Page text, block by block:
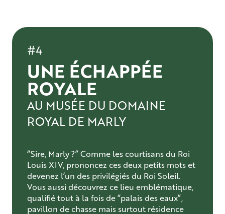
#4
UNE ÉCHAPPÉE
ROYALE
AU MUSÉE DU DOMAINE
ROYAL DE MARLY
“Sire, Marly ?” Comme les courtisans du Roi
Louis XIV, prononcez ces deux petits mots et
devenez l’un des privilégiés du Roi Soleil.
Vous aussi découvrez ce lieu emblématique,
qualifié tout à la fois de “palais des eaux”,
pavillon de chasse mais surtout résidence